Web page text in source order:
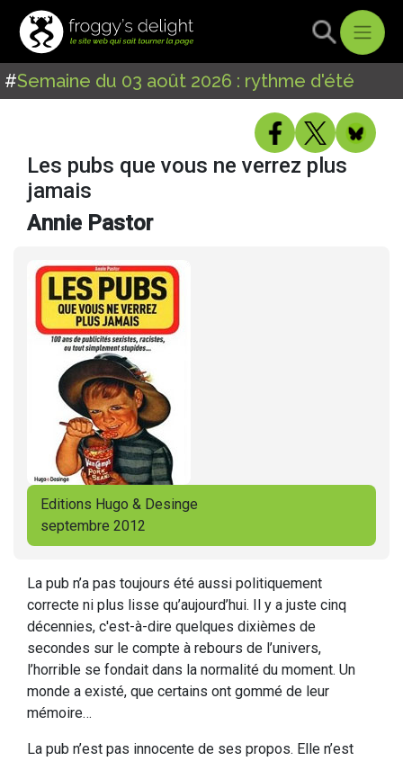
#Semaine du 03 août 2026 : rythme d'été
Les pubs que vous ne verrez plus
jamais
Annie Pastor
Editions Hugo & Desinge
septembre 2012
La pub n’a pas toujours été aussi politiquement
correcte ni plus lisse qu’aujourd’hui. Il y a juste cinq
décennies, c'est-à-dire quelques dixièmes de
secondes sur le compte à rebours de l’univers,
l’horrible se fondait dans la normalité du moment. Un
monde a existé, que certains ont gommé de leur
mémoire…
La pub n’est pas innocente de ses propos. Elle n’est